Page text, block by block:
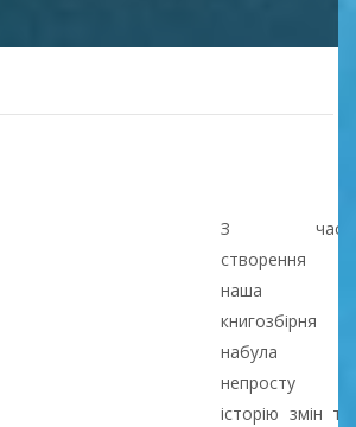
З часу
створення
наша
книгозбірня
набула
непросту
історію змін та